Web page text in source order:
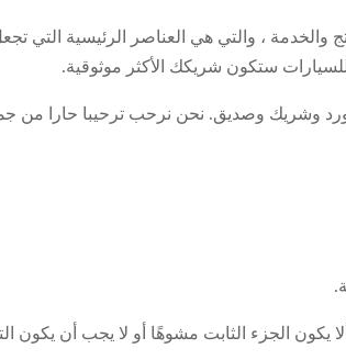
والخدمة ، والتي هي العناصر الرئيسية التي
وشريك وصديق. نحن نرحب ترحيبا حارا من
يكون الجزء الثابت مشوهًا أو لا يجب أن يكون